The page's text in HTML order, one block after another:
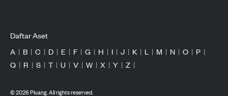
Daftar Aset
A | B | C | D | E | F | G | H | I | J | K | L | M | N | O | P |
Q | R | S | T | U | V | W | X | Y | Z |
©2026Pluang. All rights reserved.